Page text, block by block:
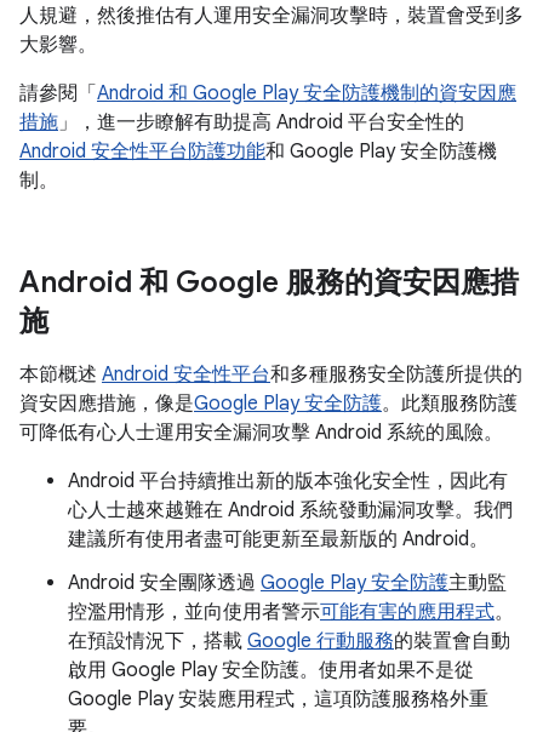
人規避，然後推估有人運用安全漏洞攻擊時，裝置會受到多
大影響。
請參閱「 Android 和 Google Play 安全防護機制的資安因應
措施」，進一步瞭解有助提高 Android 平台安全性的
Android 安全性平台防護功能和 Google Play 安全防護機
制。
Android 和 Google 服務的資安因應措
施
本節概述 Android 安全性平台和多種服務安全防護所提供的
資安因應措施，像是Google Play 安全防護。此類服務防護
可降低有心人士運用安全漏洞攻擊 Android 系統的風險。
Android 平台持續推出新的版本強化安全性，因此有
心人士越來越難在 Android 系統發動漏洞攻擊。我們
建議所有使用者盡可能更新至最新版的 Android。
Android 安全團隊透過 Google Play 安全防護主動監
控濫用情形，並向使用者警示可能有害的應用程式。
在預設情況下，搭載 Google 行動服務的裝置會自動
啟用 Google Play 安全防護。使用者如果不是從
Google Play 安裝應用程式，這項防護服務格外重